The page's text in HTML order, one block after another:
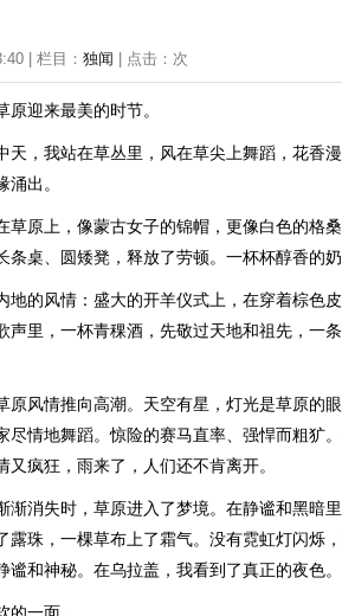
| 栏目： 独闻 | 点击： 次
原迎来最美的时节。
天，我站在草丛里，风在草尖上舞蹈，花香
出。
草原上，像蒙古女子的锦帽，更像白色的格
条桌、圆矮凳，释放了劳顿。一杯杯醇香的奶
地的风情：盛大的开羊仪式上，在穿着棕色
声里，一杯青稞酒，先敬过天地和祖先，一
原风情推向高潮。天空有星，灯光是草原的
尽情地舞蹈。惊险的赛马直率、强悍而粗犷
又疯狂，雨来了，人们还不肯离开。
渐消失时，草原进入了梦境。在静谧和黑暗
露珠，一棵草布上了霜气。没有霓虹灯闪烁
谧和神秘。在乌拉盖，我看到了真正的夜色。